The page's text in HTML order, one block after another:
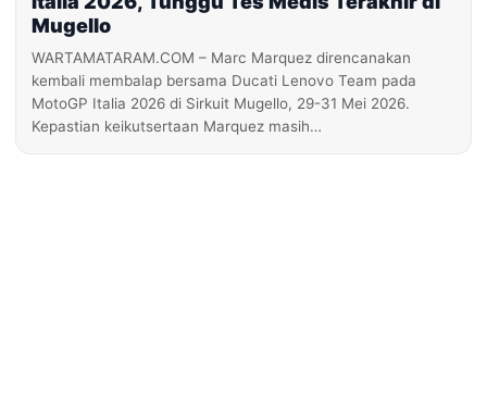
Mugello
WARTAMATARAM.COM – Marc Marquez direncanakan
kembali membalap bersama Ducati Lenovo Team pada
MotoGP Italia 2026 di Sirkuit Mugello, 29-31 Mei 2026.
Kepastian keikutsertaan Marquez masih…